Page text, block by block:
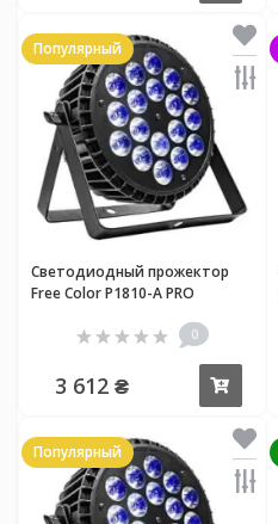
Популярный
Светодиодный прожектор
Free Color P1810-A PRO
0
3 612 ₴
Популярный